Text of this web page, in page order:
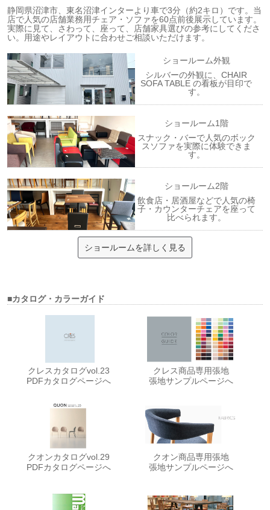
静岡県沼津市、東名沼津インターより車で3分（約2キロ）です。当
店で人気の店舗業務用チェア・ソファを60点前後展示しています。
実際に見て、さわって、座って、店舗家具選びの参考にしてくださ
い。用途やレイアウトに合わせご相談いただけます。
ショールーム外観
シルバーの外観に、CHAIR
SOFA TABLE の看板が目印で
す。
ショールーム1階
スナック・バーで人気のボック
スソファを実際に体験できま
す。
ショールーム2階
飲食店・居酒屋などで人気の椅
子・カウンターチェアを座って
比べられます。
ショールームを詳しく見る
■カタログ・カラーガイド
クレスカタログvol.23
PDFカタログページへ
クレス商品専用張地
張地サンプルページへ
クオンカタログvol.29
PDFカタログページへ
クオン商品専用張地
張地サンプルページへ